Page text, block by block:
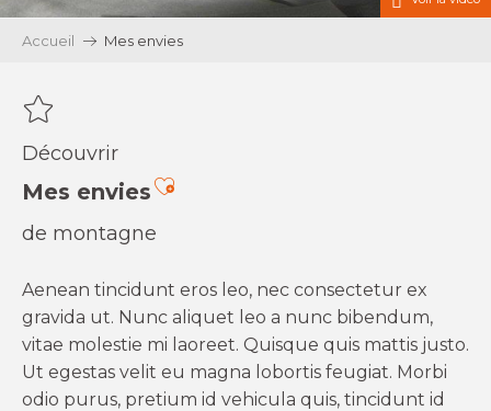
Accueil Mes envies
Découvrir
Mes enviesAjouter aux favoris
de montagne
Aenean tincidunt eros leo, nec consectetur ex
gravida ut. Nunc aliquet leo a nunc bibendum,
vitae molestie mi laoreet. Quisque quis mattis justo.
Ut egestas velit eu magna lobortis feugiat. Morbi
odio purus, pretium id vehicula quis, tincidunt id